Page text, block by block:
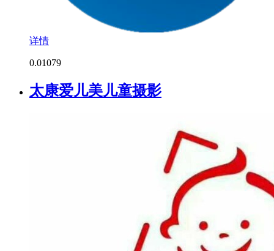
详情
0.01079
太康爱儿美儿童摄影